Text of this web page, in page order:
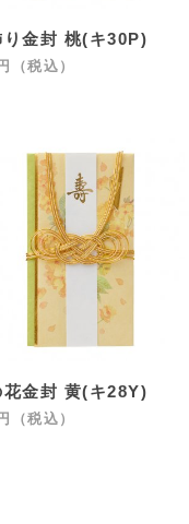
り金封 桃(キ30P)
（税込）
花金封 黄(キ28Y)
（税込）